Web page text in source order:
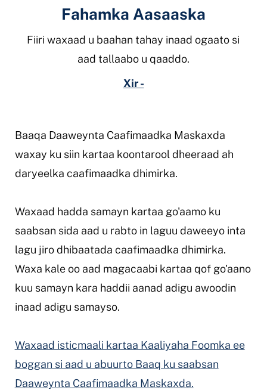
Fahamka Aasaaska
Fiiri waxaad u baahan tahay inaad ogaato si
aad tallaabo u qaaddo.
Xir -
Baaqa Daaweynta Caafimaadka Maskaxda
waxay ku siin kartaa koontarool dheeraad ah
daryeelka caafimaadka dhimirka.
Waxaad hadda samayn kartaa go'aamo ku
saabsan sida aad u rabto in laguu daweeyo inta
lagu jiro dhibaatada caafimaadka dhimirka.
Waxa kale oo aad magacaabi kartaa qof go'aano
kuu samayn kara haddii aanad adigu awoodin
inaad adigu samayso.
Waxaad isticmaali kartaa Kaaliyaha Foomka ee
boggan si aad u abuurto Baaq ku saabsan
Daaweynta Caafimaadka Maskaxda.